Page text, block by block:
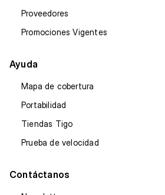
Proveedores
Promociones Vigentes
Ayuda
Mapa de cobertura
Portabilidad
Tiendas Tigo
Prueba de velocidad
Contáctanos